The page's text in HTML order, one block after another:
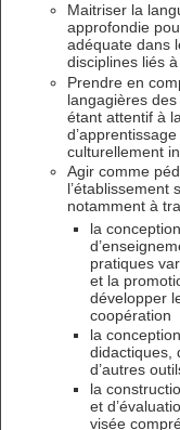
Maitriser la
approfondie
adéquate dans
disciplines liés
Prendre en
langagières
étant attentif à
culturellement
Agir comme
l’établissement
notamment à
la
pratiques
et la
développer
coopération
la
didactiques,
d’autres
la
et
visée